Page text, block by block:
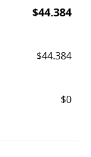
$44.384
$44.384
$0